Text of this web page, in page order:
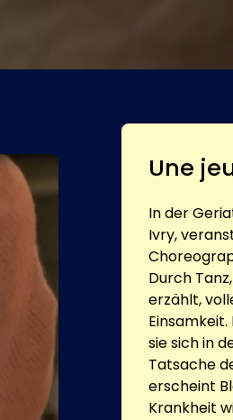
Une
In der
Ivry,
Durch
erzählt,
sie sich in
Tatsache
erscheint
Krankheit